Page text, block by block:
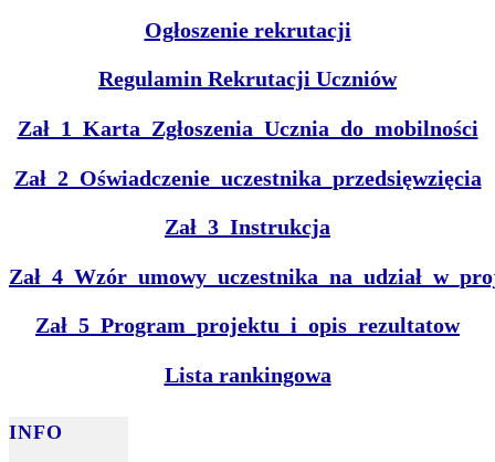
Ogłoszenie rekrutacji
Regulamin Rekrutacji Uczniów
Zał_1_Karta_Zgłoszenia_Ucznia_do_mobilności
Zał_2_Oświadczenie_uczestnika_przedsięwzięcia
Zał_3_Instrukcja
Zał_5_Program_projektu_i_opis_rezultatow
Lista rankingowa
INFO